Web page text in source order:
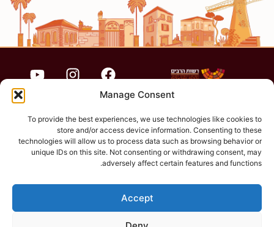
Manage Consent
To provide the best experiences, we use technologies like cookies to
store and/or access device information. Consenting to these
technologies will allow us to process data such as browsing behavior or
unique IDs on this site. Not consenting or withdrawing consent, may
adversely affect certain features and functions.
Accept
הצהרת נגישות
תקנון האתר
פרטיות